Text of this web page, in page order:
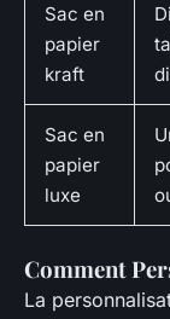
Sac en
papier
kraft
Sac en
papier
luxe
Comment
La